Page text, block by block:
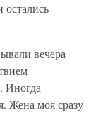
вечера
Иногда
Жена моя сразу